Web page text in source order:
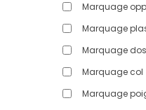
Marquage
Marquage
Marquage dos
Marquage col
Marquage